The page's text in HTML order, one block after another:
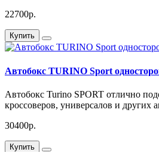
22700р.
Купить
Автобокс TURINO Sport
Автобокс Turino SPORT отлично
кроссоверов, универсалов и других
30400р.
Купить